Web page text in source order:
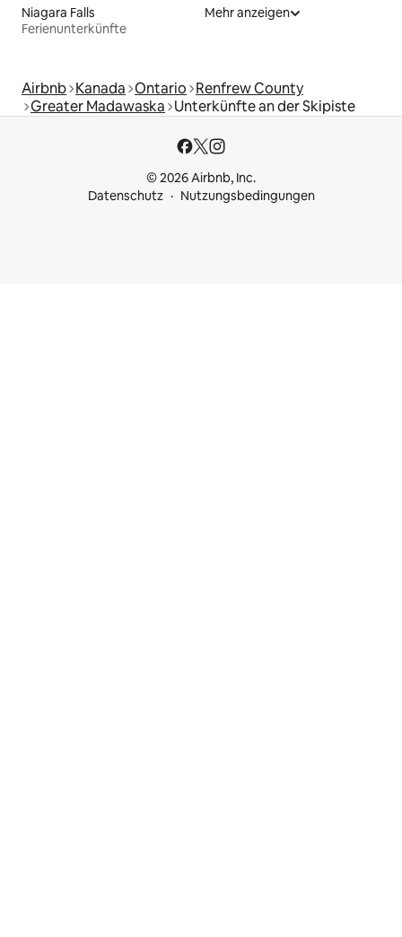
Niagara Falls
Ferienunterkünfte
Mehr anzeigen
Airbnb Kanada Ontario Renfrew County
Greater Madawaska Unterkünfte an der Skipiste
© 2026 Airbnb, Inc.
Datenschutz
Nutzungsbedingungen